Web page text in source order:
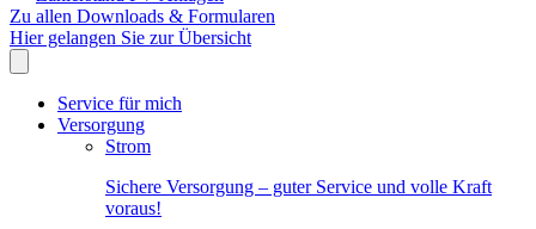
Zu allen Downloads & Formularen
Hier gelangen Sie zur Übersicht
Service für mich
Versorgung
Strom
Sichere Versorgung – guter Service und volle Kraft
voraus!